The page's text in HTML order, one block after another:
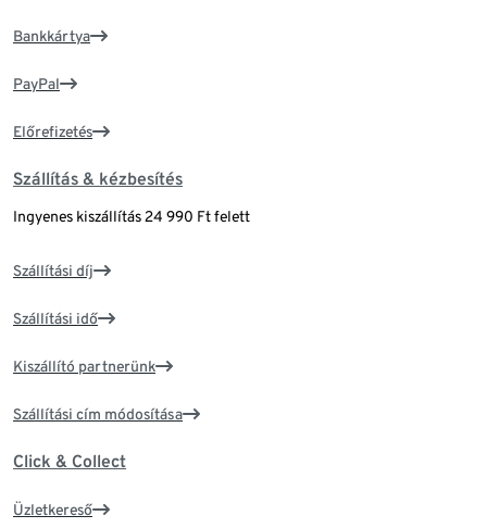
Bankkártya
PayPal
Előrefizetés
Szállítás & kézbesítés
Ingyenes kiszállítás 24 990 Ft felett
Szállítási díj
Szállítási idő
Kiszállító partnerünk
Szállítási cím módosítása
Click & Collect
Üzletkereső